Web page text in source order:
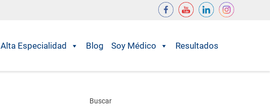
Alta Especialidad Blog Soy Médico Resultados
Buscar